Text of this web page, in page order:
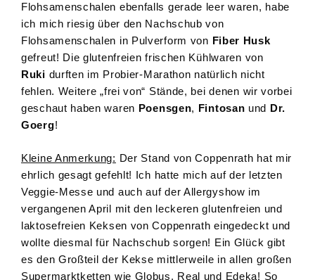
Flohsamenschalen ebenfalls gerade leer waren, habe
ich mich riesig über den Nachschub von
Flohsamenschalen in Pulverform von Fiber Husk
gefreut! Die glutenfreien frischen Kühlwaren von
Ruki durften im Probier-Marathon natürlich nicht
fehlen. Weitere „frei von“ Stände, bei denen wir vorbei
geschaut haben waren Poensgen, Fintosan und Dr.
Goerg!
Kleine Anmerkung: Der Stand von Coppenrath hat mir
ehrlich gesagt gefehlt! Ich hatte mich auf der letzten
Veggie-Messe und auch auf der Allergyshow im
vergangenen April mit den leckeren glutenfreien und
laktosefreien Keksen von Coppenrath eingedeckt und
wollte diesmal für Nachschub sorgen! Ein Glück gibt
es den Großteil der Kekse mittlerweile in allen großen
Supermarktketten wie Globus, Real und Edeka! So